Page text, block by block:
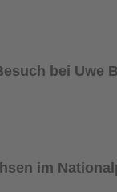
bei Uwe
im